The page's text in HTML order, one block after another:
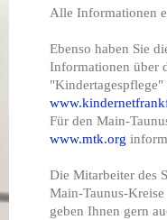
Alle Informationen
Ebenso haben Sie
Informationen über
"Kindertagespflege"
Für den Main-
www.mtk.org
Die Mitarbeiter des
Main-Taunus-Kreise
geben Ihnen gern